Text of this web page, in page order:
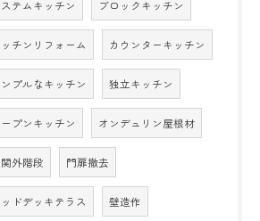
テムキッチン ブロックキッチン
チンリフォーム カウンターキッチン
プルなキッチン 独立キッチン
プンキッチン オンデュリン屋根材
外階段 門扉撤去
ッドデッキテラス 壁造作